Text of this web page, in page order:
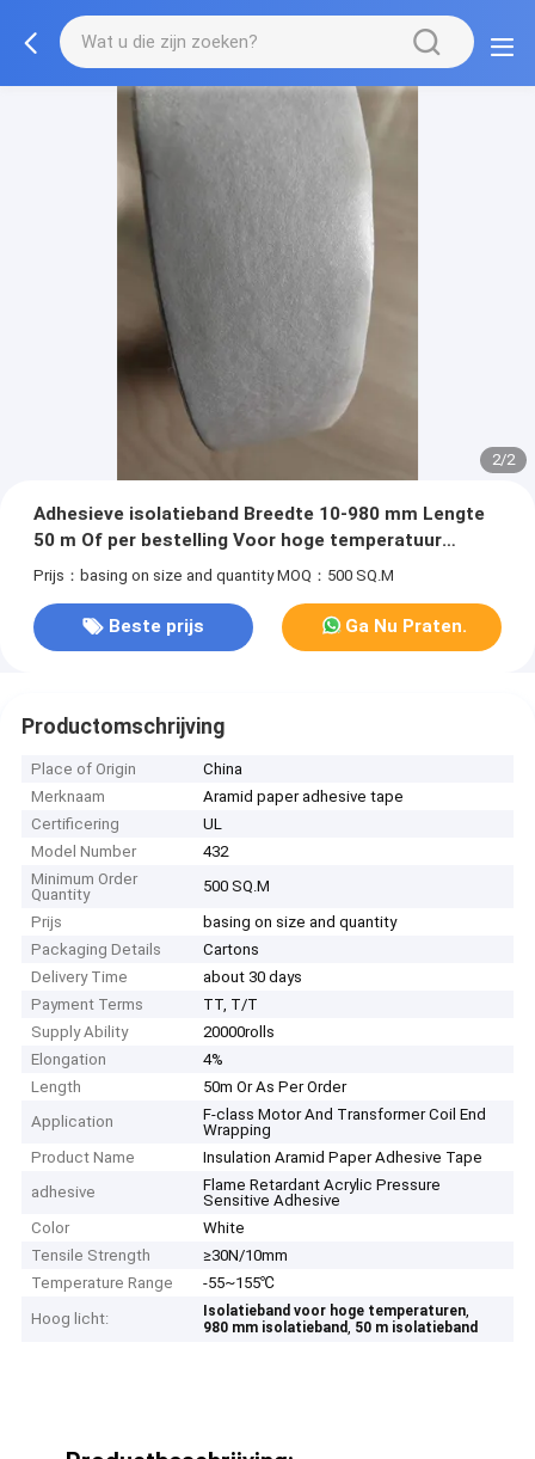
2/2
Adhesieve isolatieband Breedte 10-980 mm Lengte
50 m Of per bestelling Voor hoge temperatuur
omgevingen
Prijs：basing on size and quantity MOQ：500 SQ.M
Beste prijs Ga Nu Praten.
Productomschrijving
Place of Origin
China
Merknaam
Aramid paper adhesive tape
Certificering
UL
Model Number
432
Minimum Order
Quantity
500 SQ.M
Prijs
basing on size and quantity
Packaging Details
Cartons
Delivery Time
about 30 days
Payment Terms
TT, T/T
Supply Ability
20000rolls
Elongation
4%
Length
50m Or As Per Order
Application
F-class Motor And Transformer Coil End
Wrapping
Product Name
Insulation Aramid Paper Adhesive Tape
adhesive
Flame Retardant Acrylic Pressure
Sensitive Adhesive
Color
White
Tensile Strength
≥30N/10mm
Temperature Range
-55~155℃
Hoog licht:
Isolatieband voor hoge temperaturen,
980 mm isolatieband, 50 m isolatieband